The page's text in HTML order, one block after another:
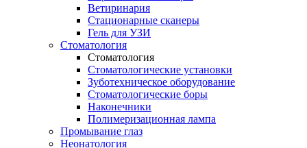
Ветиринария
Стационарные сканеры
Гель для УЗИ
Стоматология
Стоматология
Стоматологические установки
Зуботехническое оборудование
Стоматологические боры
Наконечники
Полимеризационная лампа
Промывание глаз
Неонатология